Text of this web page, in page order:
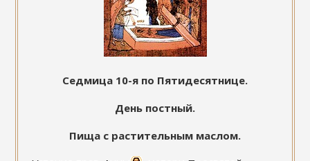
Седмица 10-я по Пятидесятнице.
День постный.
Пища с растительным маслом.